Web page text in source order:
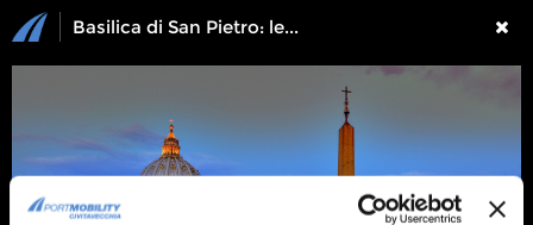
Basilica di San Pietro: le foto più spettacolari